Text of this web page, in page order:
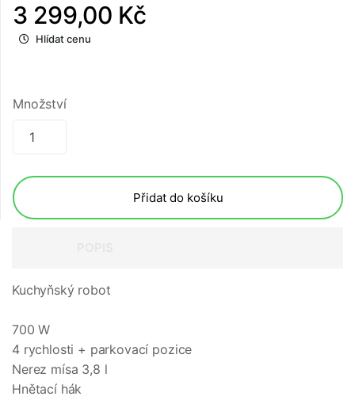
3 299,00 Kč
Hlídat cenu
Množství
Přidat do košíku
Kuchyňský robot
700 W
4 rychlosti + parkovací pozice
Nerez mísa 3,8 l
Hnětací hák